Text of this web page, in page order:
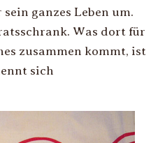
ganzes Leben um.
Was dort für
zusammen kommt, ist
sich